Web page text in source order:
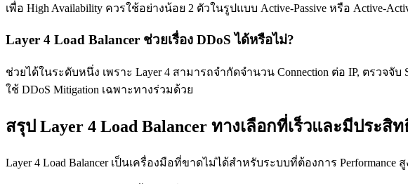
เพื่อ High Availability ควรใช้อย่างน้อย 2 ตัวในรูปแบบ Active-Passive หรือ Active-
Layer 4 Load Balancer ช่วยเรื่อง DDoS ได้หรือไม่?
ช่วยได้ในระดับหนึ่ง เพราะ Layer 4 สามารถจำกัดจำนวน Connection ต่อ IP, ตรวจ
ใช้ DDoS Mitigation เฉพาะทางร่วมด้วย
สรุป Layer 4 Load Balancer ทางเลือกที่เร็วและมีประสิ
Layer 4 Load Balancer เป็นเครื่องมือที่ขาดไม่ได้สำหรับระบบที่ต้องการ